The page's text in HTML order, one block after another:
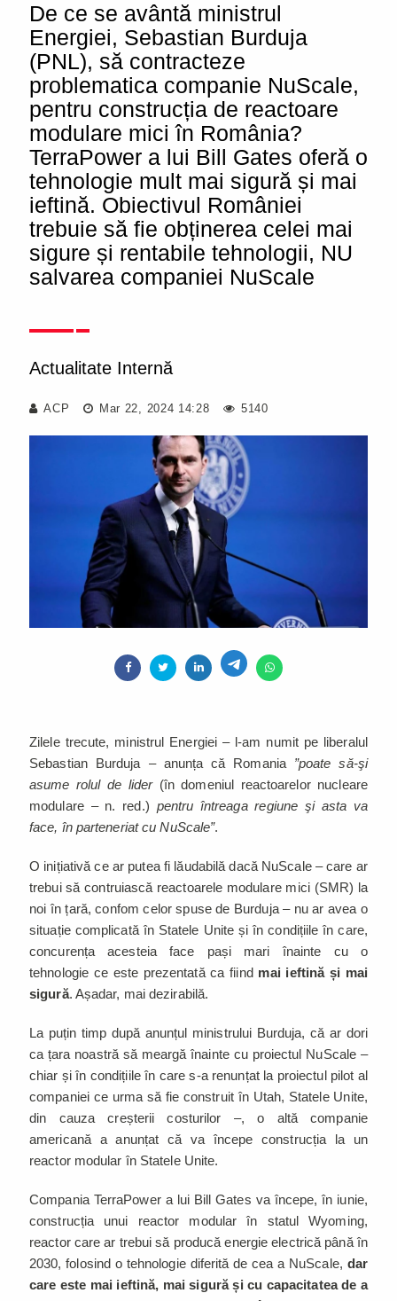
De ce se avântă ministrul
Energiei, Sebastian Burduja
(PNL), să contracteze
problematica companie NuScale,
pentru construcția de reactoare
modulare mici în România?
TerraPower a lui Bill Gates oferă o
tehnologie mult mai sigură și mai
ieftină. Obiectivul României
trebuie să fie obținerea celei mai
sigure și rentabile tehnologii, NU
salvarea companiei NuScale
Actualitate Internă
ACP Mar 22, 2024 14:28 5140
Zilele trecute, ministrul Energiei – l-am numit pe liberalul
Sebastian Burduja – anunța că Romania ”poate să-şi
asume rolul de lider(în domeniul reactoarelor nucleare
modulare – n. red.) pentru întreaga regiune şi asta va
face, în parteneriat cu NuScale”.
O inițiativă ce ar putea fi lăudabilă dacă NuScale – care ar
trebui să contruiască reactoarele modulare mici (SMR) la
noi în țară, confom celor spuse de Burduja – nu ar avea o
situație complicată în Statele Unite și în condițiile în care,
concurența acesteia face pași mari înainte cu o
tehnologie ce este prezentată ca fiind mai ieftină și mai
sigură. Așadar, mai dezirabilă.
La puțin timp după anunțul ministrului Burduja, că ar dori
ca țara noastră să meargă înainte cu proiectul NuScale –
chiar și în condițiile în care s-a renunțat la proiectul pilot al
companiei ce urma să fie construit în Utah, Statele Unite,
din cauza creșterii costurilor –, o altă companie
americană a anunțat că va începe construcția la un
reactor modular în Statele Unite.
Compania TerraPower a lui Bill Gates va începe, în iunie,
construcția unui reactor modular în statul Wyoming,
reactor care ar trebui să producă energie electrică până în
2030, folosind o tehnologie diferită de cea a NuScale, dar
care este mai ieftină, mai sigură și cu capacitatea de a